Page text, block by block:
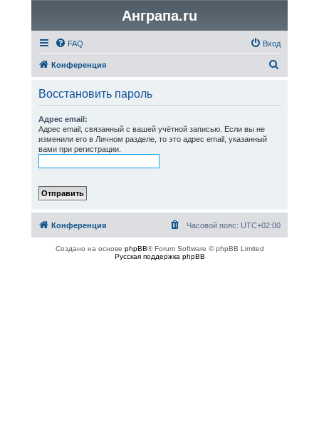
Анграпа.ru
FAQ Вход
Конференция
Восстановить пароль
Адрес email:
Адрес email, связанный с вашей учётной записью. Если вы не
изменили его в Личном разделе, то это адрес email, указанный
вами при регистрации.
Конференция Часовой пояс: UTC+02:00
Создано на основе phpBB® Forum Software © phpBB Limited
Русская поддержка phpBB